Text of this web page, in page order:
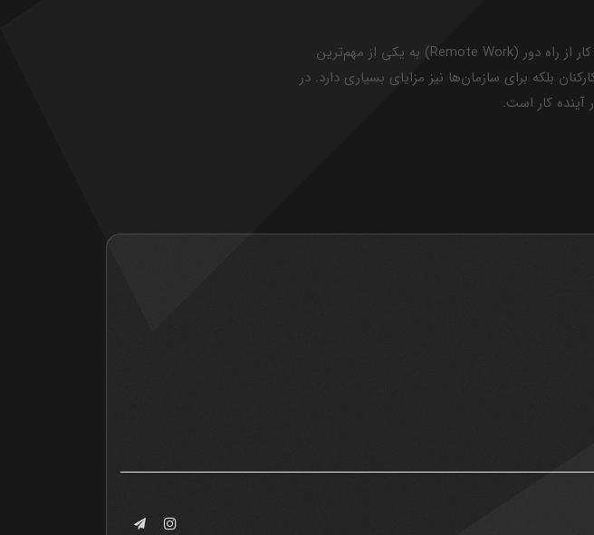
در دهه‌های اخیر، با پیشرفت فناوری و توسعه ابزارهای ارتباطی، کار از راه دور (Remote Work) به یکی از مهم‌ترین
بلکه برای سازمان‌ها نیز مزایای بسیاری دارد. در
آینده کار است.